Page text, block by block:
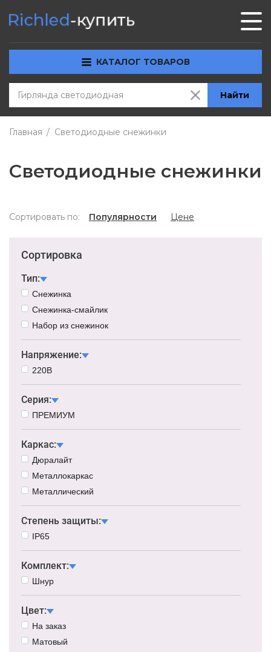
КАТАЛОГ ТОВАРОВ
Найти
Главная Светодиодные снежинки
Светодиодные снежинки
Сортировать по: Популярности Цене
Сортировка
Тип:
Снежинка
Снежинка-смайлик
Набор из снежинок
Напряжение:
220В
Серия:
ПРЕМИУМ
Каркас:
Дюралайт
Металлокаркас
Металлический
Степень защиты:
IP65
Комплект:
Шнур
Цвет:
На заказ
Матовый